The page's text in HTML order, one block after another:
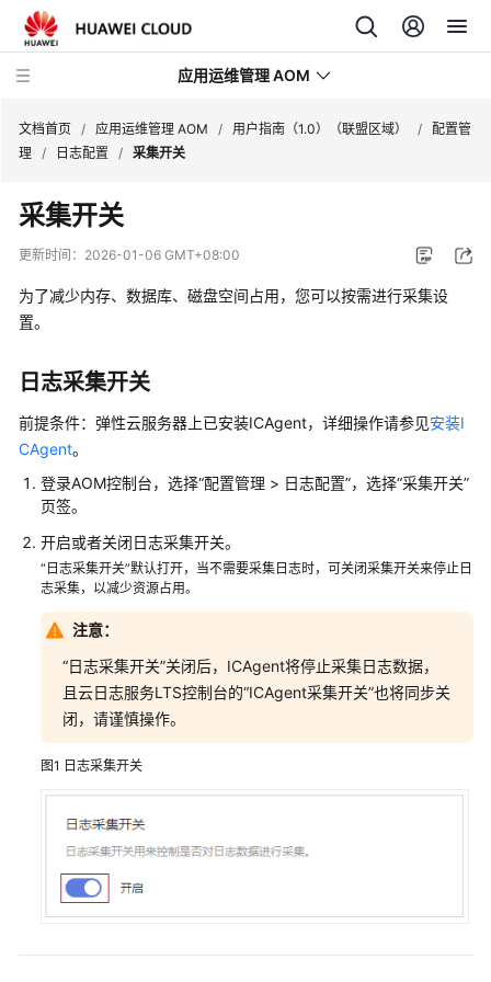
应用运维管理 AOM
最
新
动
介
绍
计
说
明
快
速
入
门
指
南
文档首页 / 应用运维管理 AOM / 用户指南（1.0）（联盟区域） /
配置管
理 / 日志配置 / 采集开关
采集开关
更新时间： 2026-01-06 GMT+08:00
为了减少内存、数据库、磁盘空间占用，您可以按需进行采集设
置。
日志采集开关
前提条件：弹性云服务器上已安装ICAgent，详细操作请参见安装I
CAgent。
登录AOM控制台，选择“配置管理 > 日志配置”，选择“采集开关”
页签。
开启或者关闭日志采集开关。
“日志采集开关”默认打开，当不需要采集日志时，可关闭采集开关来停止日
志采集，以减少资源占用。
注意：
“日志采集开关”关闭后，ICAgent将停止采集日志数据，
且云日志服务LTS控制台的“ICAgent采集开关”也将同步关
闭，请谨慎操作。
图1 日志采集开关